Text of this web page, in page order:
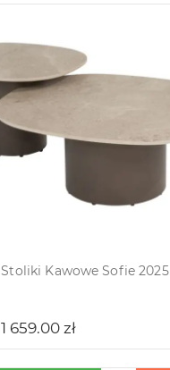
Stoliki Kawowe Sofie 2025
1 659.00zł